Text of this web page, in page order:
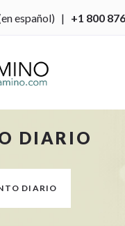
español) | +1 800
DIARIO
DIARIO